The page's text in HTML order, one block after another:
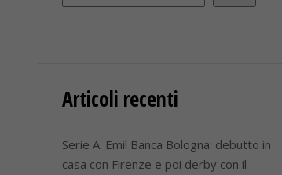
Articoli recenti
Serie A. Emil Banca Bologna: debutto in
casa con Firenze e poi derby con il